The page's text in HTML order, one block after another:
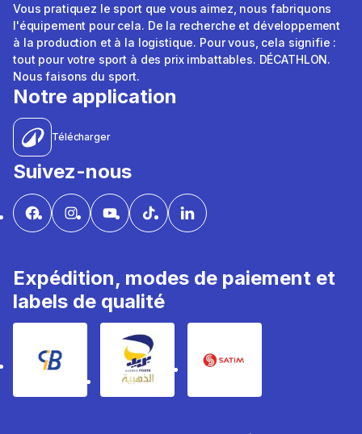
Vous pratiquez le sport que vous aimez, nous fabriquons
l'équipement pour cela. De la recherche et développement
à la production et à la logistique. Pour vous, cela signifie :
tout pour votre sport à des prix imbattables. DÉCATHLON.
Nous faisons du sport.
Notre application
Télécharger
Suivez-nous
Expédition, modes de paiement et
labels de qualité